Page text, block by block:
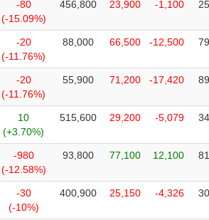
-80
(-15.09%)
456,800 23,900 -1,100
-20
(-11.76%)
88,000 66,500 -12,500
-20
(-11.76%)
55,900 71,200 -17,420
10
(+3.70%)
515,600 29,200 -5,079
-980
(-12.58%)
93,800 77,100 12,100
-30
(-10%)
400,900 25,150 -4,326